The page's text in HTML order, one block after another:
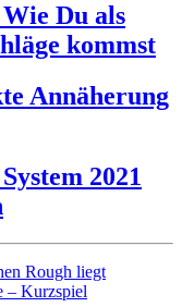
Du als
kommst
Annäherung
2021
Rough liegt
– Kurzspiel